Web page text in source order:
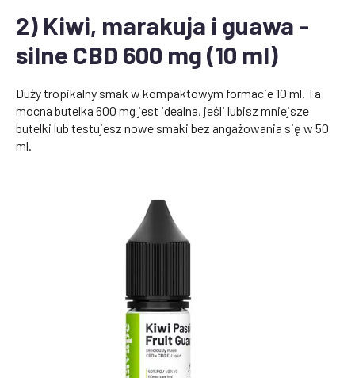
2) Kiwi, marakuja i guawa -
silne CBD 600 mg (10 ml)
Duży tropikalny smak w kompaktowym formacie 10 ml. Ta
mocna butelka 600 mg jest idealna, jeśli lubisz mniejsze
butelki lub testujesz nowe smaki bez angażowania się w 50
ml.